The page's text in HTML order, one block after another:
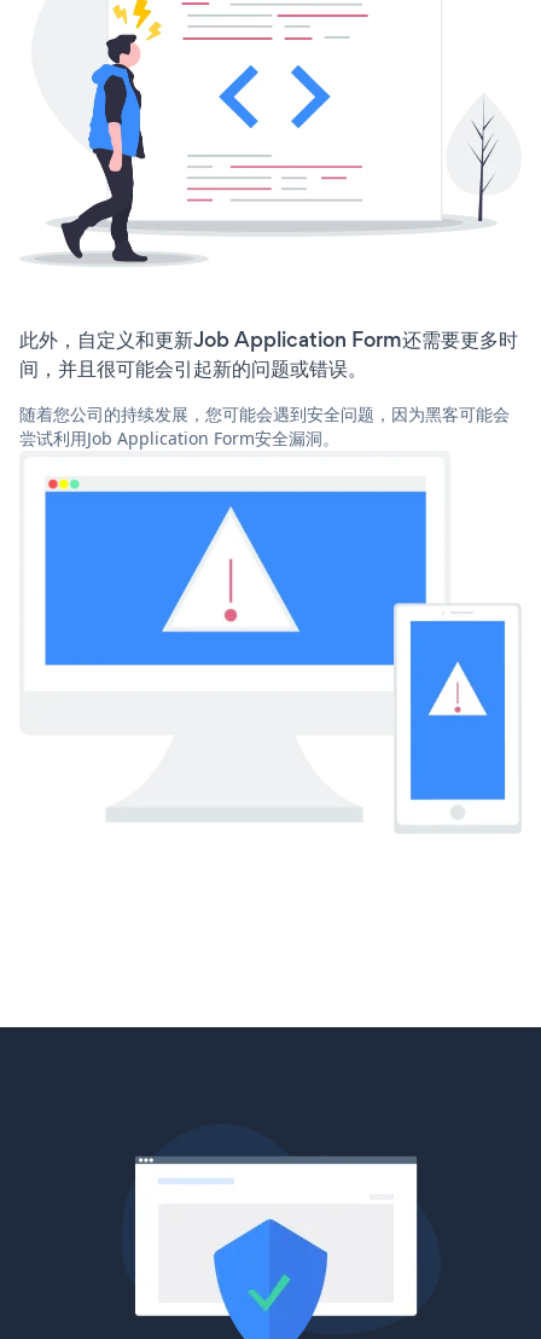
此外，自定义和更新Job Application Form还需要更多时
间，并且很可能会引起新的问题或错误。
随着您公司的持续发展，您可能会遇到安全问题，因为黑客可能会
尝试利用Job Application Form安全漏洞。